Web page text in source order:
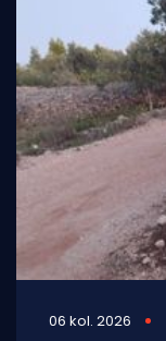
06 kol. 2026